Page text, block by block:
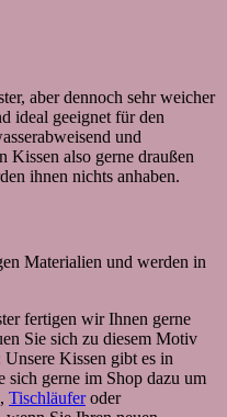
aber dennoch sehr weicher
ideal geeignet für den
und
Kissen also gerne draußen
ihnen nichts anhaben.
Materialien und werden in
fertigen wir Ihnen gerne
Sie sich zu diesem Motiv
Kissen gibt es in
sich gerne im Shop dazu um
, Tischläuferoder